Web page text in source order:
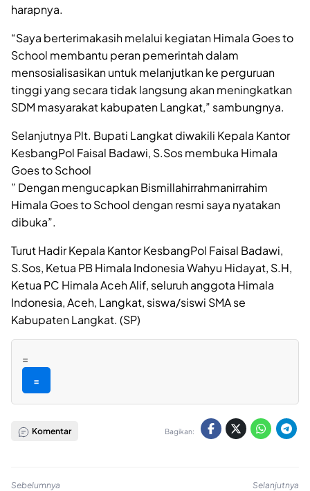
harapnya.
“Saya berterimakasih melalui kegiatan Himala Goes to
School membantu peran pemerintah dalam
mensosialisasikan untuk melanjutkan ke perguruan
tinggi yang secara tidak langsung akan meningkatkan
SDM masyarakat kabupaten Langkat,” sambungnya.
Selanjutnya Plt. Bupati Langkat diwakili Kepala Kantor
KesbangPol Faisal Badawi, S.Sos membuka Himala
Goes to School
” Dengan mengucapkan Bismillahirrahmanirrahim
Himala Goes to School dengan resmi saya nyatakan
dibuka”.
Turut Hadir Kepala Kantor KesbangPol Faisal Badawi,
S.Sos, Ketua PB Himala Indonesia Wahyu Hidayat, S.H,
Ketua PC Himala Aceh Alif, seluruh anggota Himala
Indonesia, Aceh, Langkat, siswa/siswi SMA se
Kabupaten Langkat. (SP)
=
=
Komentar Bagikan:
Sebelumnya Selanjutnya